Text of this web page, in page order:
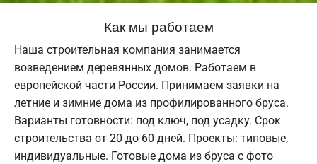
Как мы работаем
Наша строительная компания занимается
возведением деревянных домов. Работаем в
европейской части России. Принимаем заявки на
летние и зимние дома из профилированного бруса.
Варианты готовности: под ключ, под усадку. Срок
строительства от 20 до 60 дней. Проекты: типовые,
индивидуальные. Готовые дома из бруса с фото